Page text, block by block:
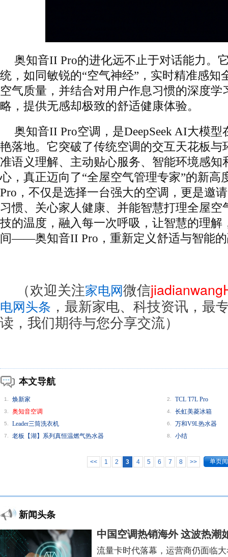
奥知音II Pro的进化远不止于对话能力。
统，如同敏锐的“空气神经”，实时精准感知
空气质量，并结合对用户作息习惯的深度学
略，提供无感却极致的舒适健康体验。
奥知音II Pro空调，是DeepSeek AI大模
艳落地。它突破了传统空调的交互天花板与
准语义理解、主动贴心服务、智能环境感知
心，真正迈向了“全屋空气管理专家”的新高
Pro，不仅是选择一台强大的空调，更是邀
习惯、关心家人健康、并能智慧打理全屋空
技的温度，融入每一次呼吸，让智慧的理解
间——奥知音II Pro，重新定义舒适与智能
（欢迎关注家电网微信
电网头条 ，最新家电、科技资讯，最
读，我们期待与您分享交流）
本文导航
1. 焕新家 2. TCL T7L Pro
3. 奥知音空调 4. 长虹美菱冰箱
5. Leader三筒洗衣机 6. 万和V9L热水器
7. 老板【湖】系列真恒温燃气热水器 8. 小结
<< 1 2 3 4 5 6 7 8 >> 单页
新闻头条
中国空调热销海外 这波热潮
流量卡时代落幕，运营商仍面临